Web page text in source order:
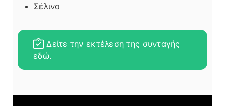
Σέλινο
Δείτε την εκτέλεση της συνταγής
εδώ.